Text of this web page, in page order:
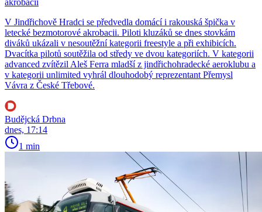
V Jindřichově Hradci se předvedla domácí i rakouská špička v
letecké bezmotorové akrobacii. Piloti kluzáků se dnes stovkám
diváků ukázali v nesoutěžní kategorii freestyle a při exhibicích.
Dvacítka pilotů soutěžila od středy ve dvou kategoriích. V kategorii
advanced zvítězil Aleš Ferra mladší z jindřichohradecké aeroklubu a
v kategorii unlimited vyhrál dlouhodobý reprezentant Přemysl
Vávra z České Třebové.
Budějcká Drbna
dnes, 17:14
1 min